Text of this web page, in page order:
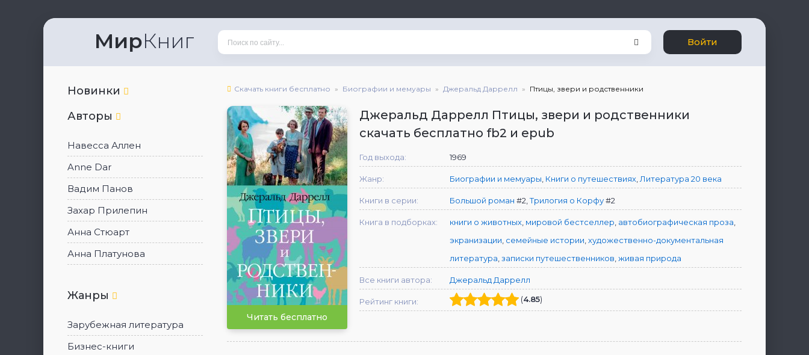
МирКниг Войти
Новинки
Авторы
Навесса Аллен
Anne Dar
Вадим Панов
Захар Прилепин
Анна Стюарт
Анна Платунова
Жанры
Зарубежная литература
Бизнес-книги
Скачать книги бесплатно Биографии и мемуары Джеральд Даррелл Птицы, звери и родственники
Читать бесплатно
Джеральд Даррелл Птицы, звери и родственники
скачать бесплатно fb2 и epub
Год выхода: 1969
Жанр: Биографии и мемуары Книги о путешествиях Литература 20 века
Книги в серии: Большой роман #2,Трилогия о Корфу#2
Книга в подборках: книги о животных мировой бестселлер автобиографическая проза
экранизации семейные истории художественно-документальная
литература записки путешественников живая природа
Все книги автора: Джеральд Даррелл
Рейтинг книги: (4.85)